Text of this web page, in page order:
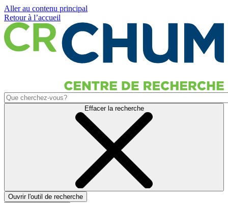
Aller au contenu principal
Retour à l’accueil
Effacer la recherche
Ouvrir l'outil de recherche